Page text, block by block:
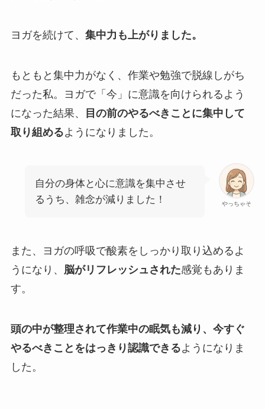
ヨガを続けて、 集中力も上がりました。
もともと集中力がなく、作業や勉強で脱線しがち
だった私。ヨガで「今」に意識を向けられるよう
になった結果、
目の前のやるべきことに集中して
取り組めるようになりました。
やっちゃそ
自分の身体と心に意識を集中させ
るうち、雑念が減りました！
また、ヨガの呼吸で酸素をしっかり取り込めるよ
うになり、
脳がリフレッシュされた感覚もありま
す。
頭の中が整理されて作業中の眠気も減り、今すぐ
やるべきことをはっきり認識できるようになりま
した。